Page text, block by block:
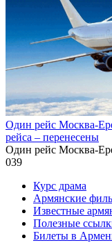
Один рейс Москва-
рейса – перенесены
Один рейс Москва-
039
Курс драма
Армянские
Известные
Полезные
Билеты в